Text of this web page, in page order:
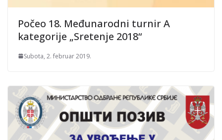
Počeo 18. Međunarodni turnir A
kategorije „Sretenje 2018“
Subota, 2. februar 2019.